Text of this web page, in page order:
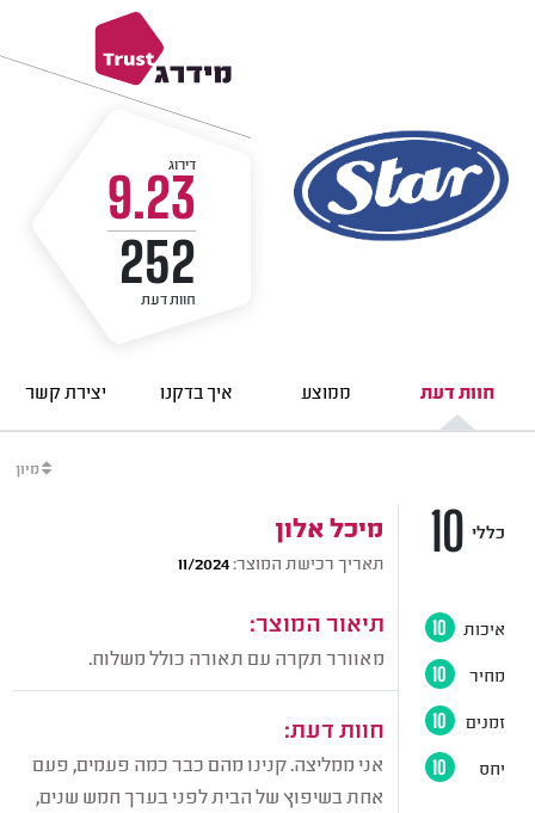
דירוג
9.23
252
חוות דעת
חוות דעת ממוצע איך בדקנו יצירת קשר
מיון
מיכל אלון
תאריך רכישת המוצר:11/2024
תיאור המוצר:
מאוורר תקרה עם תאורה כולל משלוח.
חוות דעת:
אני ממליצה. קנינו מהם כבר כמה פעמים, פעם
אחת בשיפוץ של הבית לפני בערך חמש שנים,
10 כללי
איכות 10
מחיר 10
זמנים 10
יחס 10